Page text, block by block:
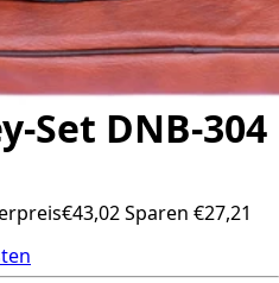
Set DNB-304
€43,02Sparen €27,21